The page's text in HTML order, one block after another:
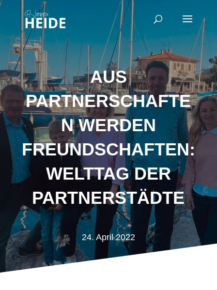
AUS
PARTNERSCHAFTE
N WERDEN
FREUNDSCHAFTEN:
WELTTAG DER
PARTNERSTÄDTE
24. April 2022